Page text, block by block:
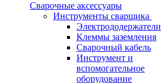
Сварочные аксессуары
Инструменты сварщика
Электрододержатели
Клеммы заземления
Сварочный кабель
Инструмент и
вспомогательное
оборудование